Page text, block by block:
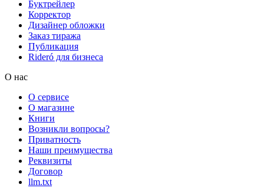
Буктрейлер
Корректор
Дизайнер обложки
Заказ тиража
Публикация
Rideró для бизнеса
О нас
О сервисе
О магазине
Книги
Возникли вопросы?
Приватность
Наши преимущества
Реквизиты
Договор
llm.txt